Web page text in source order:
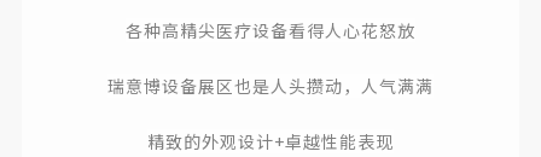
各种高精尖医疗设备看得人心花怒放
瑞意博设备展区也是人头攒动，人气满满
精致的外观设计+卓越性能表现